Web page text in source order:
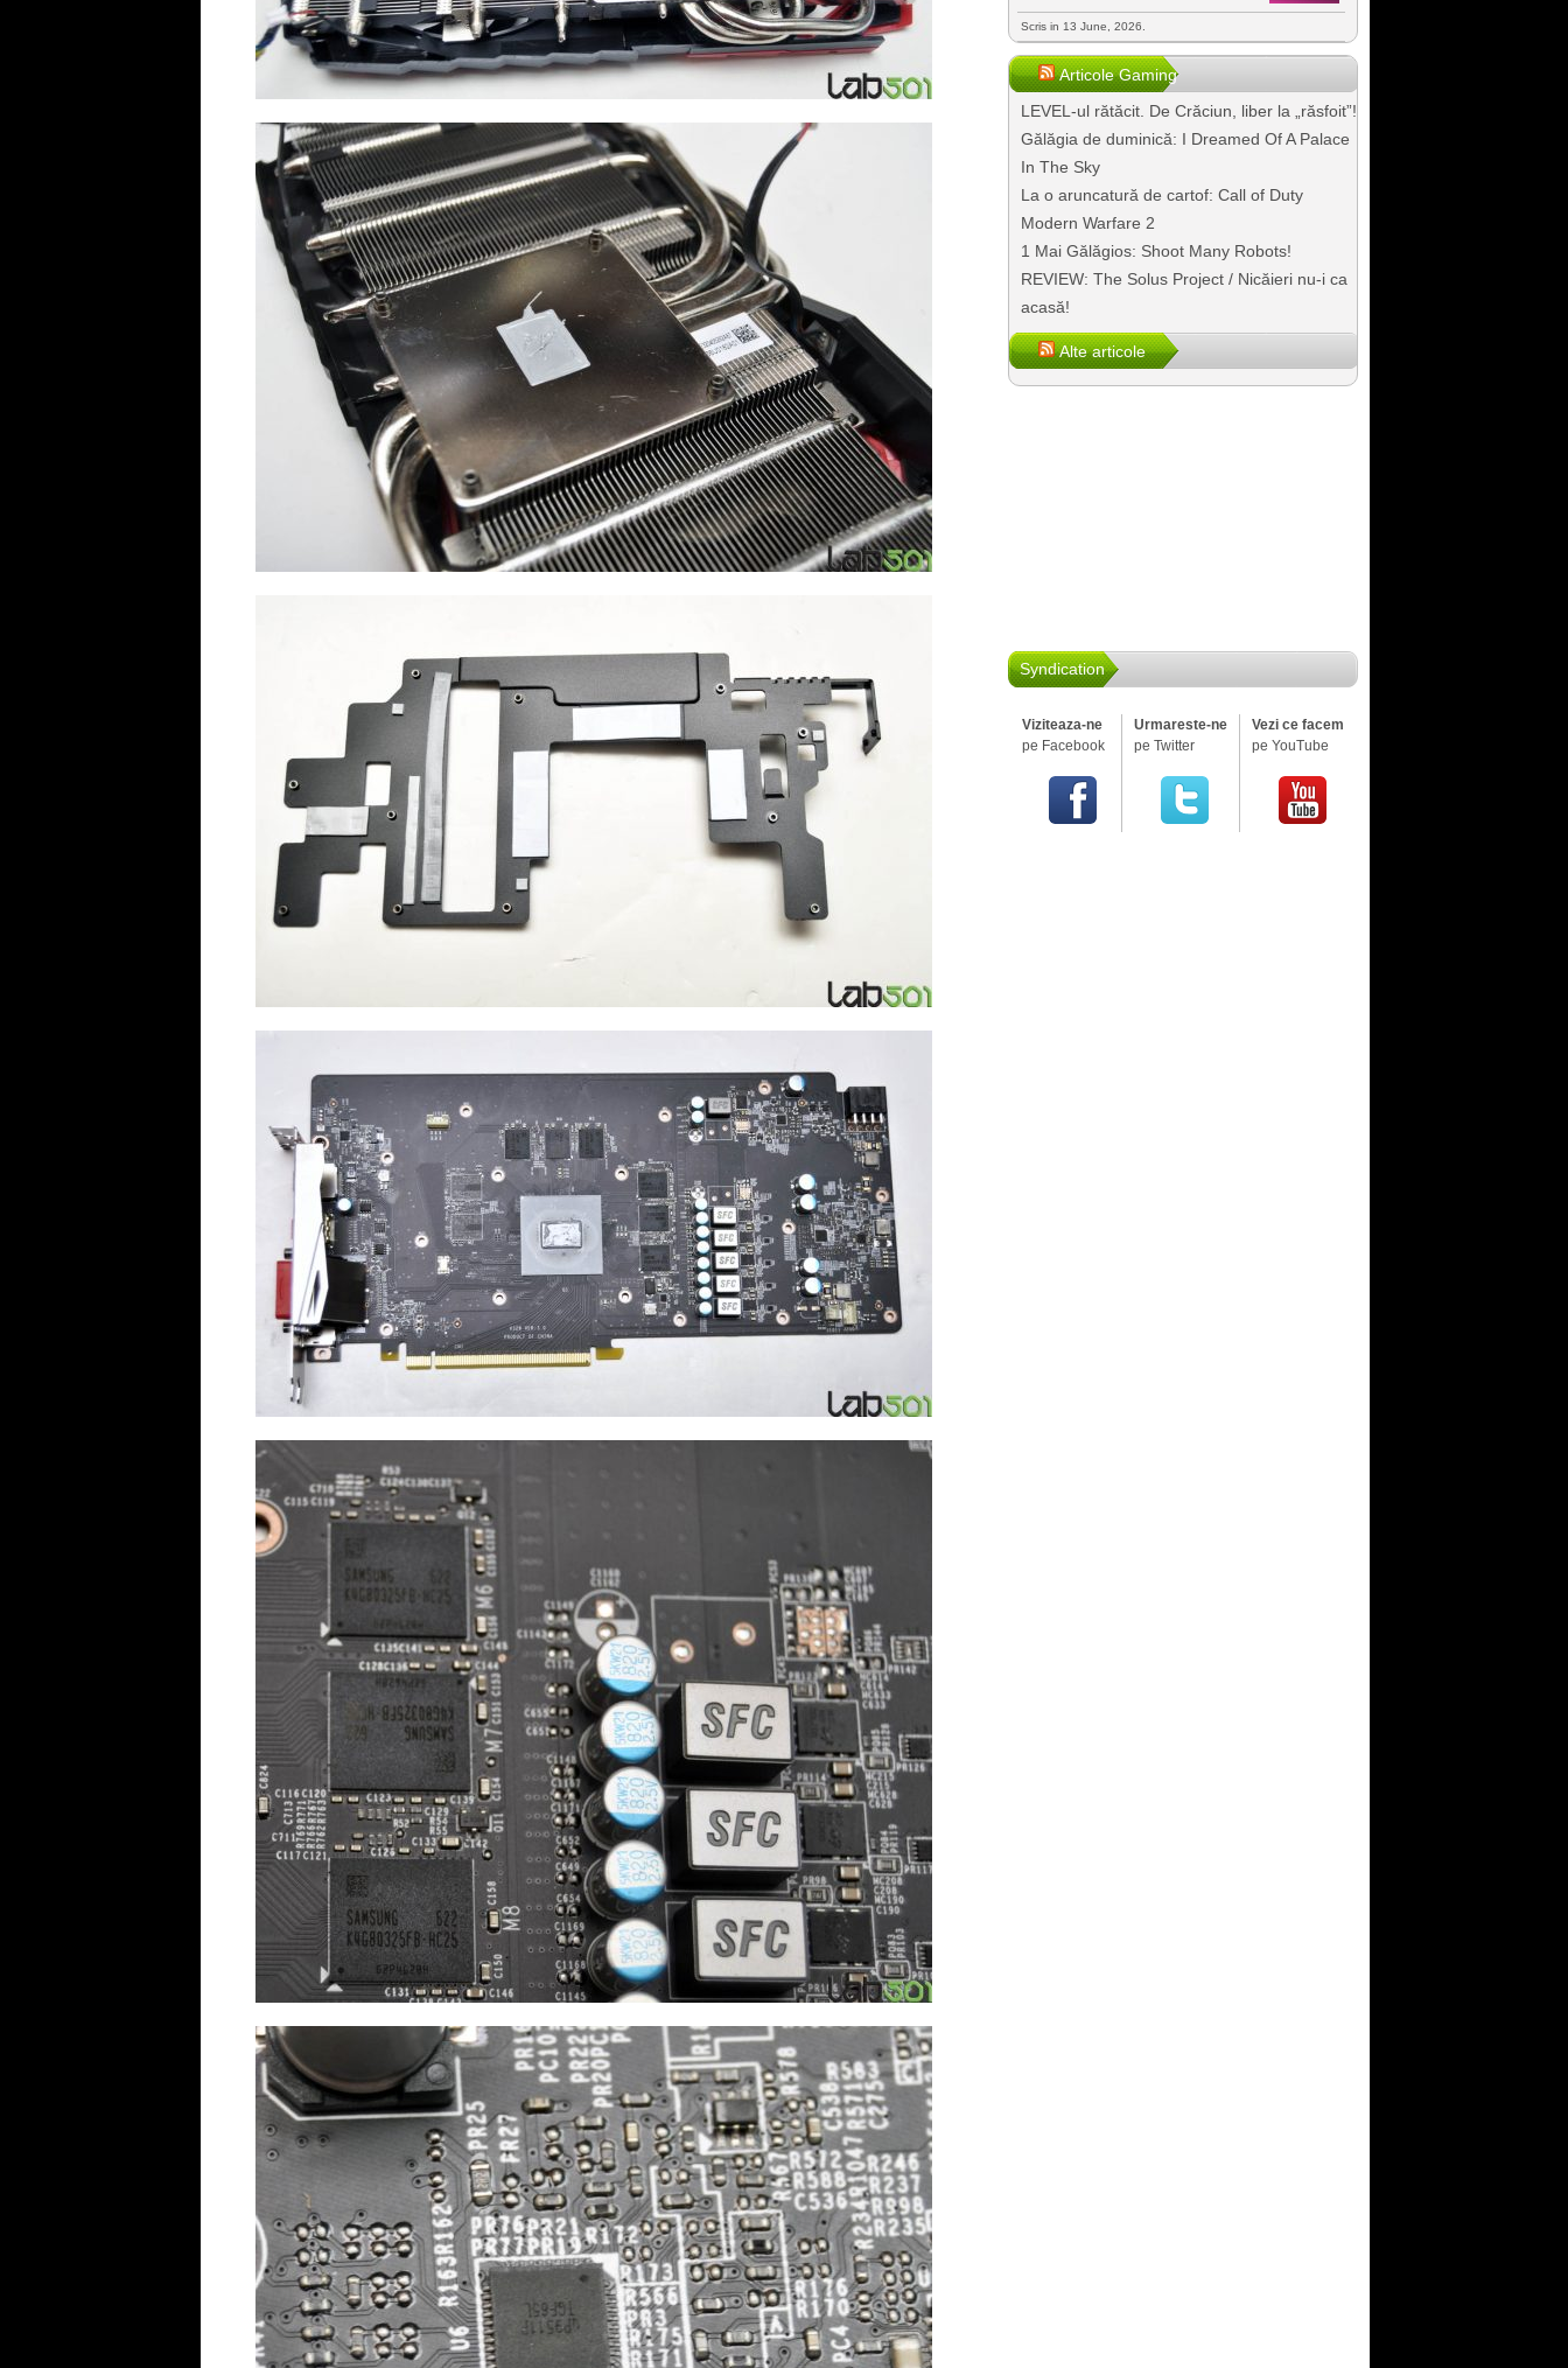
Scris in 13 June, 2026.
Articole Gaming
LEVEL-ul rătăcit. De Crăciun, liber la „răsfoit”!
Gălăgia de duminică: I Dreamed Of A Palace
In The Sky
La o aruncatură de cartof: Call of Duty
Modern Warfare 2
1 Mai Gălăgios: Shoot Many Robots!
REVIEW: The Solus Project / Nicăieri nu-i ca
acasă!
Alte articole
Syndication
Viziteaza-ne
pe Facebook
Urmareste-ne
pe Twitter
Vezi ce facem
pe YouTube